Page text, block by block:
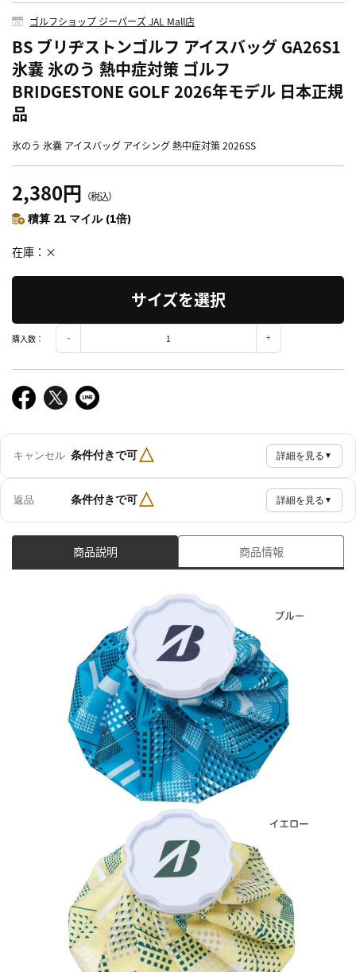
ゴルフショップ ジーパーズ JAL Mall店
BS ブリヂストンゴルフ アイスバッグ GA26S1
氷嚢 氷のう 熱中症対策 ゴルフ
BRIDGESTONE GOLF 2026年モデル 日本正規
品
氷のう 氷嚢 アイスバッグ アイシング 熱中症対策 2026SS
2,380円 （税込）
積算 21 マイル (1倍)
在庫 ×
サイズを選択
購入数：
キャンセル 条件付きで可△ 詳細を見る ▼
返品 条件付きで可△ 詳細を見る ▼
商品説明 商品情報